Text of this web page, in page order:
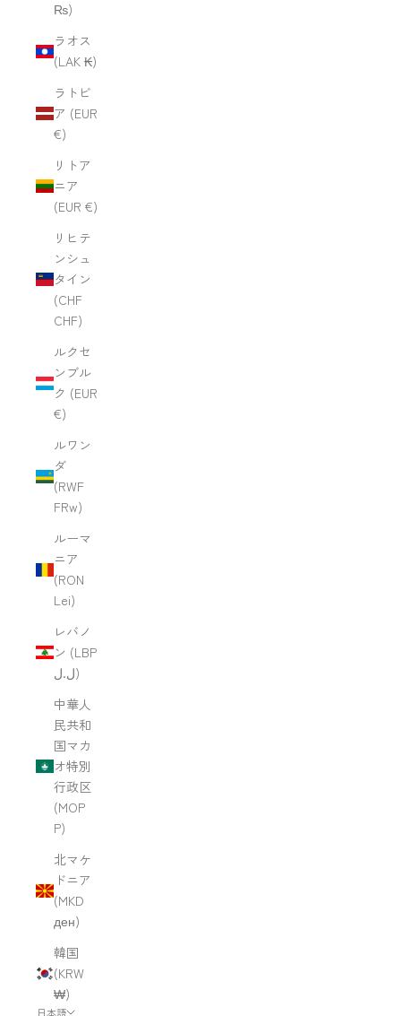
₨)
ラオス
(LAK ₭)
ラトビ
ア (EUR
€)
リトア
ニア
(EUR €)
リヒテ
ンシュ
タイン
(CHF
CHF)
ルクセ
ンブル
ク (EUR
€)
ルワン
ダ
(RWF
FRw)
ルーマ
ニア
(RON
Lei)
レバノ
ン (LBP
ل.ل)
中華人
民共和
国マカ
オ特別
行政区
(MOP
P)
北マケ
ドニア
(MKD
ден)
韓国
(KRW
₩)
日本語